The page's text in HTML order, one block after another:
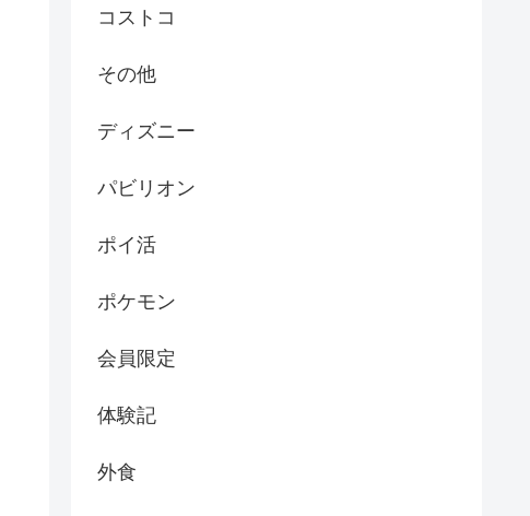
コストコ
その他
ディズニー
パビリオン
ポイ活
ポケモン
会員限定
体験記
外食